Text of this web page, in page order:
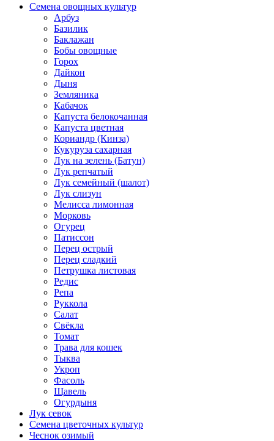
Семена овощных культур
Арбуз
Базилик
Баклажан
Бобы овощные
Горох
Дайкон
Дыня
Земляника
Кабачок
Капуста белокочанная
Капуста цветная
Кориандр (Кинза)
Кукуруза сахарная
Лук на зелень (Батун)
Лук репчатый
Лук семейный (шалот)
Лук слизун
Мелисса лимонная
Морковь
Огурец
Патиссон
Перец острый
Перец сладкий
Петрушка листовая
Редис
Репа
Руккола
Салат
Свёкла
Томат
Трава для кошек
Тыква
Укроп
Фасоль
Щавель
Огурдыня
Лук севок
Семена цветочных культур
Чеснок озимый